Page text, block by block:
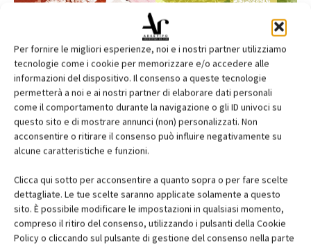
Per fornire le migliori esperienze, noi e i nostri partner utilizziamo
tecnologie come i cookie per memorizzare e/o accedere alle
informazioni del dispositivo. Il consenso a queste tecnologie
permetterà a noi e ai nostri partner di elaborare dati personali
come il comportamento durante la navigazione o gli ID univoci su
questo sito e di mostrare annunci (non) personalizzati. Non
acconsentire o ritirare il consenso può influire negativamente su
alcune caratteristiche e funzioni.
Clicca qui sotto per acconsentire a quanto sopra o per fare scelte
dettagliate. Le tue scelte saranno applicate solamente a questo
sito. È possibile modificare le impostazioni in qualsiasi momento,
compreso il ritiro del consenso, utilizzando i pulsanti della Cookie
Policy o cliccando sul pulsante di gestione del consenso nella parte
Edicola web
Abbonati e regala
Iscriviti alla newsletter